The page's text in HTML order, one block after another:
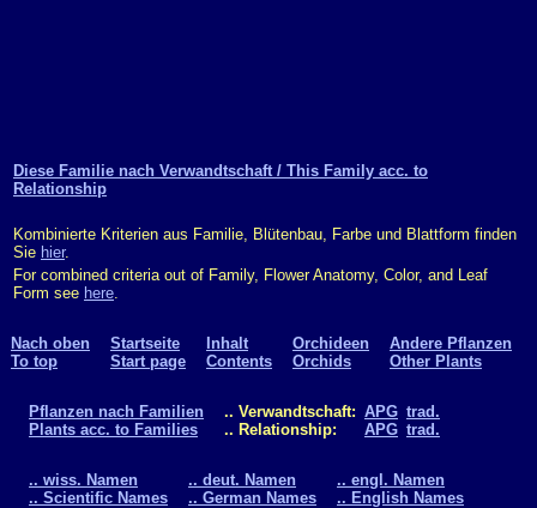
Diese Familie nach Verwandtschaft / This Family acc. to
Relationship
Kombinierte Kriterien aus Familie, Blütenbau, Farbe und Blattform finden
Sie hier.
For combined criteria out of Family, Flower Anatomy, Color, and Leaf
Form see here.
Nach oben
To top
Startseite
Start page
Inhalt
Contents
Orchideen
Orchids
Andere Pflanzen
Other Plants
Pflanzen nach Familien
Plants acc. to Families
.. Verwandtschaft:
.. Relationship:
APG
APG
trad.
trad.
.. wiss. Namen
.. Scientific Names
.. deut. Namen
.. German Names
.. engl. Namen
.. English Names